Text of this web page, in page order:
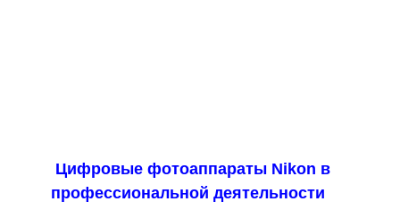
Цифровые фотоаппараты Nikon в
профессиональной деятельности